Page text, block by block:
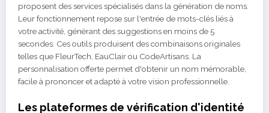
proposent des services spécialisés dans la génération de noms.
Leur fonctionnement repose sur l'entrée de mots-clés liés à
votre activité, générant des suggestions en moins de 5
secondes. Ces outils produisent des combinaisons originales
telles que FleurTech, EauClair ou CodeArtisans. La
personnalisation offerte permet d'obtenir un nom mémorable,
facile à prononcer et adapté à votre vision professionnelle.
Les plateformes de vérification d'identité